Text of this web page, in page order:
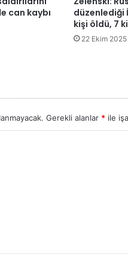
can kaybı
düzenlediği
kişi öldü, 7
22 Ekim 2025
Gerekli alanlar * ile